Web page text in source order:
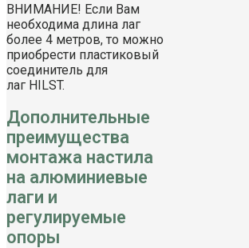
ВНИМАНИЕ! Если Вам
необходима длина лаг
более 4 метров, то можно
приобрести пластиковый
соединитель для
лаг HILST.
Дополнительные
преимущества
монтажа настила
на алюминиевые
лаги и
регулируемые
опоры